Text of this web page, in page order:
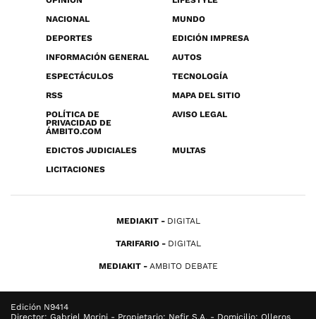
NACIONAL
MUNDO
DEPORTES
EDICIÓN IMPRESA
INFORMACIÓN GENERAL
AUTOS
ESPECTÁCULOS
TECNOLOGÍA
RSS
MAPA DEL SITIO
POLÍTICA DE
PRIVACIDAD DE
ÁMBITO.COM
AVISO LEGAL
EDICTOS JUDICIALES
MULTAS
LICITACIONES
MEDIAKIT DIGITAL
TARIFARIO DIGITAL
MEDIAKIT AMBITO DEBATE
Edición N9414